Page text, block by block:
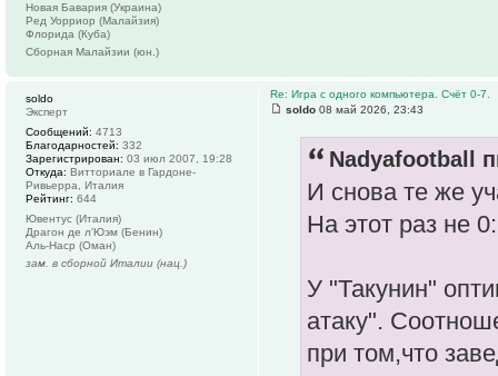
Новая Бавария (Украина)
Ред Уорриор (Малайзия)
Флорида (Куба)
Сборная Малайзии (юн.)
Re: Игра с одного компьютера. Счёт 0-7.
soldo 08 май 2026, 23:43
Nadyafootball
И снова те же
На этот раз не
У "Такунин"
атаку".
при том,что
soldo
Эксперт
Сообщений: 4713
Благодарностей: 332
Зарегистрирован: 03 июл 2007, 19:28
Откуда: Витториале в Гардоне-
Ривьерра, Италия
Рейтинг: 644
Ювентус (Италия)
Драгон де л'Юэм (Бенин)
Аль-Наср (Оман)
зам. в сборной Италии (нац.)